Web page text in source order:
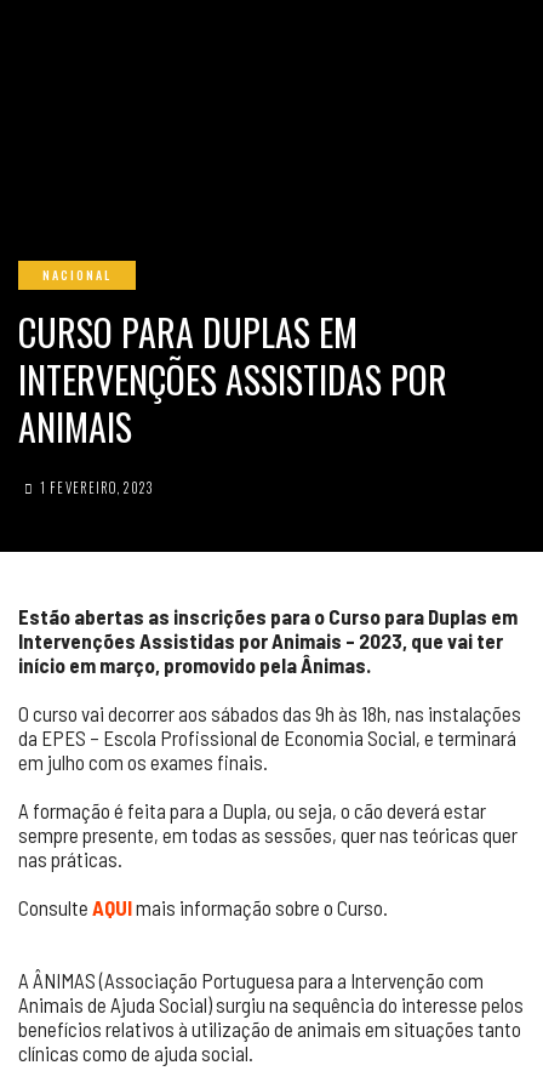
NACIONAL
CURSO PARA DUPLAS EM
INTERVENÇÕES ASSISTIDAS POR
ANIMAIS
1 FEVEREIRO, 2023
Estão abertas as inscrições para o Curso para Duplas em
Intervenções Assistidas por Animais – 2023, que vai ter
início em março, promovido pela Ânimas.
O curso vai decorrer aos sábados das 9h às 18h, nas instalações
da EPES – Escola Profissional de Economia Social, e terminará
em julho com os exames finais.
A formação é feita para a Dupla, ou seja, o cão deverá estar
sempre presente, em todas as sessões, quer nas teóricas quer
nas práticas.
Consulte AQUImais informação sobre o Curso.
A ÂNIMAS (Associação Portuguesa para a Intervenção com
Animais de Ajuda Social) surgiu na sequência do interesse pelos
benefícios relativos à utilização de animais em situações tanto
clínicas como de ajuda social.